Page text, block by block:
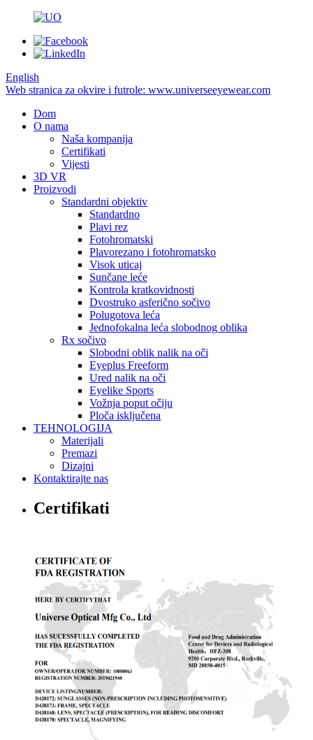
English
Web stranica za okvire i futrole: www.universeeyewear.com
Dom
O nama
Naša kompanija
Certifikati
Vijesti
3D VR
Proizvodi
Standardni objektiv
Standardno
Plavi rez
Fotohromatski
Plavorezano i fotohromatsko
Visok uticaj
Sunčane leće
Kontrola kratkovidnosti
Dvostruko asferično sočivo
Polugotova leća
Jednofokalna leća slobodnog oblika
Rx sočivo
Slobodni oblik nalik na oči
Eyeplus Freeform
Ured nalik na oči
Eyelike Sports
Vožnja poput očiju
Ploča isključena
TEHNOLOGIJA
Materijali
Premazi
Dizajni
Kontaktirajte nas
Certifikati